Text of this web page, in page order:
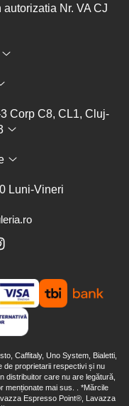
Nr. VA CJ
Corp C8, CL1, Cluj-
Luni-Vineri
Caffitaly, Uno System, Bialetti,
de proprietarii respectivi și nu
distribuitor care nu are legătură,
menționate mai sus. . *Mărcile
Espresso Point®, Lavazza